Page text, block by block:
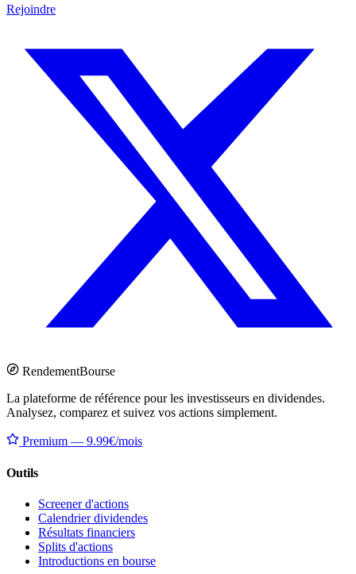
Rejoindre
RendementBourse
La plateforme de référence pour les investisseurs en dividendes.
Analysez, comparez et suivez vos actions simplement.
Premium — 9.99€/mois
Outils
Screener d'actions
Calendrier dividendes
Résultats financiers
Splits d'actions
Introductions en bourse